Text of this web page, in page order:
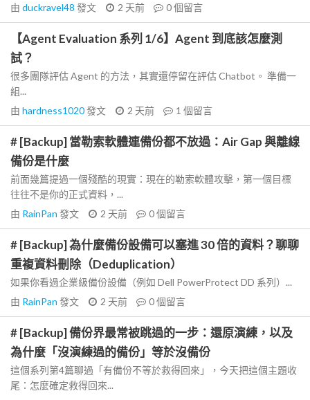
由 duckravel48 發文 2 天前 0個留言
【Agent Evaluation 系列 1/6】Agent 到底該怎麼測
試？
很多團隊評估 Agent 的方法，其實還停留在評估 Chatbot。 準備一
組...
由 hardness1020發文 2 天前 1 個留言
# [Backup] 當勒索軟體連備份都不放過：Air Gap 與離線
備份是什麼
前面幾篇提過一個殘酷的現實：現在的勒索軟體攻擊，第一個目標
往往不是你的正式資料，...
由 RainPan 發文 2 天前 0個留言
# [Backup] 為什麼備份設備可以塞進 30 倍的資料？聊聊
重複資料刪除（Deduplication）
如果你看過企業級備份設備（例如 Dell PowerProtect DD 系列）...
由 RainPan 發文 2 天前 0個留言
# [Backup] 備份界最常被跳過的一步：還原演練，以及
為什麼「沒演練過的備份」等於沒備份
這個系列第4篇聊過「有備份不等於救得回來」，今天把這個主題收
尾：怎麼確定救得回來...